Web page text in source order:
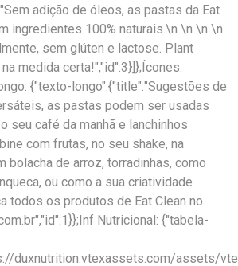
adição de óleos, as pastas da Eat
ingredientes 100% naturais.\n \n \n \n
sem glúten e lactose. Plant
medida certa!","id":3}]};Ícones:
{"texto-longo":{"title":"Sugestões de
as pastas podem ser usadas
seu café da manhã e lanchinhos
com frutas, no seu shake, na
bolacha de arroz, torradinhas, como
ou como a sua criatividade
todos os produtos de Eat Clean no
Nutricional: {"tabela-
duxnutrition.vtexassets.com/assets/